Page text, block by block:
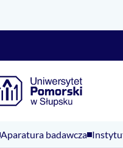
Aparatura badawcza